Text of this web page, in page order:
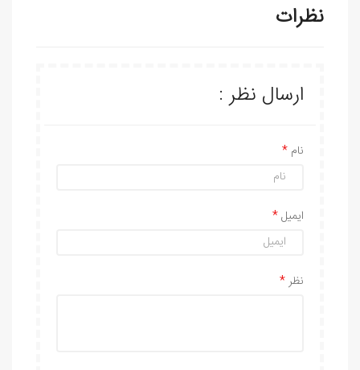
نظرات
ارسال نظر :
نام
ایمیل
نظر